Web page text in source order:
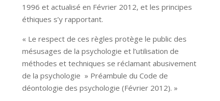
1996 et actualisé en Février 2012, et les principes
éthiques s’y rapportant.
« Le respect de ces règles protège le public des
mésusages de la psychologie et l’utilisation de
méthodes et techniques se réclamant abusivement
de la psychologie » Préambule du Code de
déontologie des psychologie (Février 2012). »